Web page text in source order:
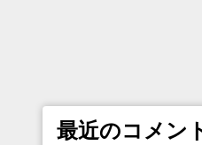
最近のコメン